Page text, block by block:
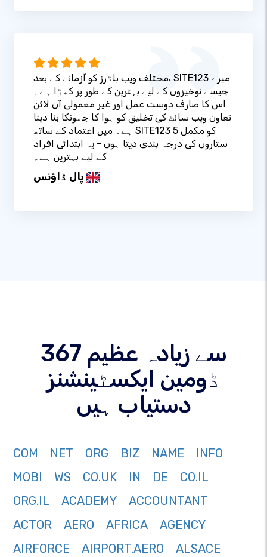
مختلف ویب بلڈرز کو آزمانے کے بعد، SITE123 میرے
جیسے نوخیزوں کے لیے بہترین کے طور پر کھڑا ہے۔
اس کا صارف دوست عمل اور غیر معمولی آن لائن
تعاون ویب سائٹ کی تخلیق کو ہوا کا جھونکا بنا دیتا
ہے۔ میں اعتماد کے ساتھ SITE123 کو مکمل 5
ستاروں کی درجہ بندی دیتا ہوں - یہ ابتدائی افراد
کے لیے بہترین ہے۔
پال ڈاؤنس
367 سے زیادہ عظیم
ڈومین ایکسٹینشنز
دستیاب ہیں
COM NET ORG BIZ NAME
INFO
MOBI
WS CO.UK IN DE
CO.IL
ORG.IL
ACADEMY
ACCOUNTANT
ACTOR
AERO AFRICA
AGENCY
AIRFORCE
AIRPORT.AERO
ALSACE